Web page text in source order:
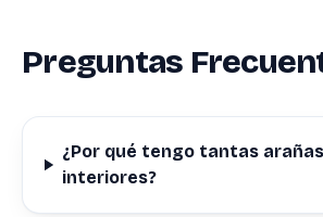
Preguntas
¿Por qué tengo tantas
interiores?